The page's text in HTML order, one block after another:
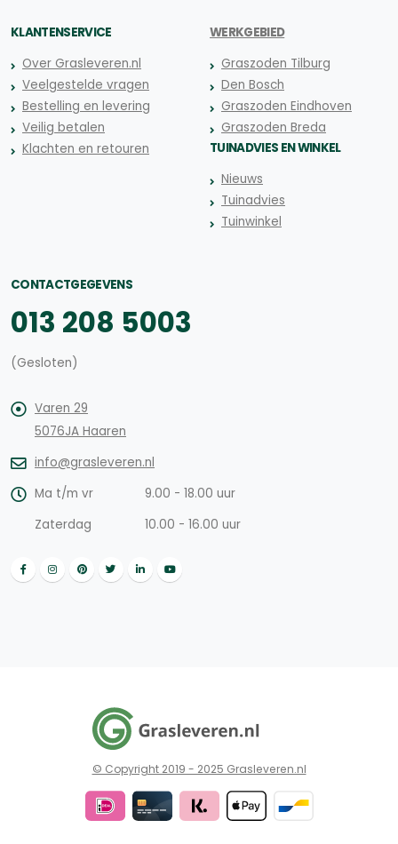
KLANTENSERVICE
Over Grasleveren.nl
Veelgestelde vragen
Bestelling en levering
Veilig betalen
Klachten en retouren
WERKGEBIED
Graszoden Tilburg
Den Bosch
Graszoden Eindhoven
Graszoden Breda
TUINADVIES EN WINKEL
Nieuws
Tuinadvies
Tuinwinkel
CONTACTGEGEVENS
013 208 5003
(Gesloten)
Varen 29
5076JA Haaren
info@grasleveren.nl
Ma t/m vr
9.00 - 18.00 uur
Zaterdag
10.00 - 16.00 uur
© Copyright 2019 - 2025 Grasleveren.nl